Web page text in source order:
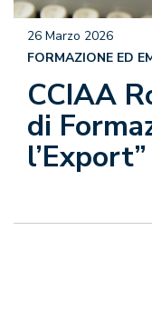
CCIAA
di
l’Export”
26 Marzo 2026
FORMAZIONE ED